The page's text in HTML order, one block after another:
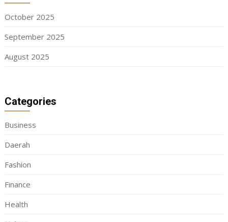
October 2025
September 2025
August 2025
Categories
Business
Daerah
Fashion
Finance
Health